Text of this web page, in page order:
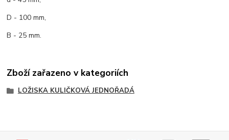
D - 100 mm,
B - 25 mm.
Zboží zařazeno v kategoriích
LOŽISKA KULIČKOVÁ JEDNOŘADÁ